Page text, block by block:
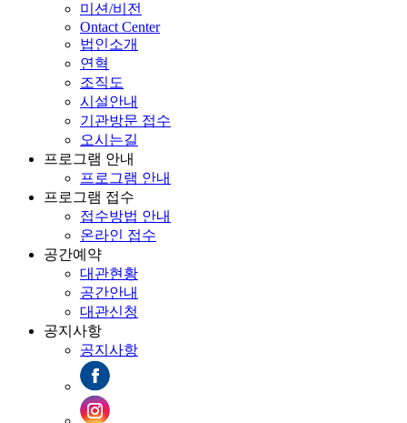
미션/비전
Ontact Center
법인소개
연혁
조직도
시설안내
기관방문 접수
오시는길
프로그램 안내
프로그램 안내
프로그램 접수
접수방법 안내
온라인 접수
공간예약
대관현황
공간안내
대관신청
공지사항
공지사항